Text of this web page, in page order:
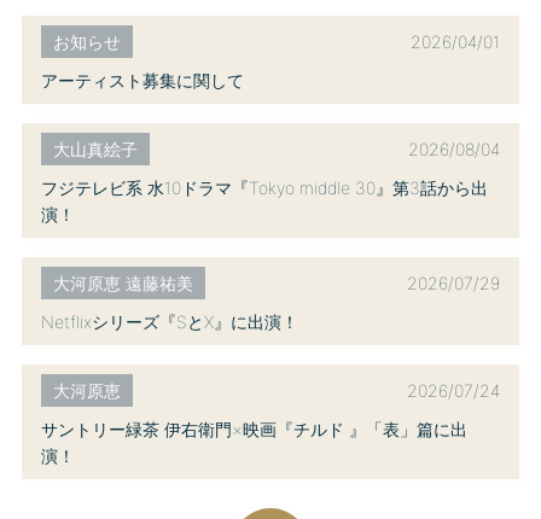
お知らせ
2026/04/01
アーティスト募集に関して
大山真絵子
2026/08/04
フジテレビ系 水10ドラマ『Tokyo middle 30』第3話から出
演！
大河原恵 遠藤祐美
2026/07/29
Netflixシリーズ『SとX』に出演！
大河原恵
2026/07/24
サントリー緑茶 伊右衛門×映画『チルド 』「表」篇に出
演！